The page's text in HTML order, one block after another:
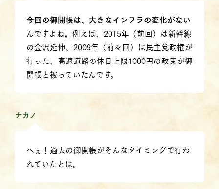
今回の御開帳は、大きなインフラの変化がない
んですよね。例えば、2015年（前回）は新幹線
の金沢延伸、2009年（前々回）は民主党政権が
行った、高速道路の休日上限1000円の政策が御
開帳と被っていたんです。
ナカノ
へぇ！過去の御開帳がそんなタイミングで行わ
れていたとは。